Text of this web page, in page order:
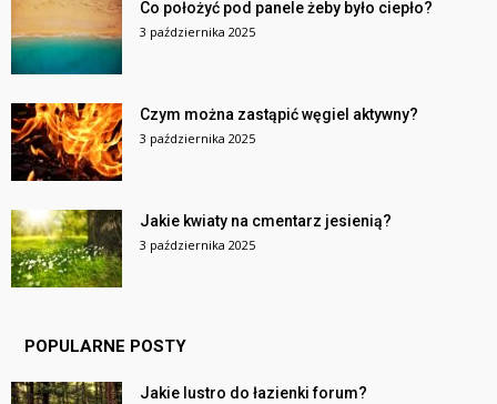
Co położyć pod panele żeby było ciepło?
3 października 2025
Czym można zastąpić węgiel aktywny?
3 października 2025
Jakie kwiaty na cmentarz jesienią?
3 października 2025
POPULARNE POSTY
Jakie lustro do łazienki forum?